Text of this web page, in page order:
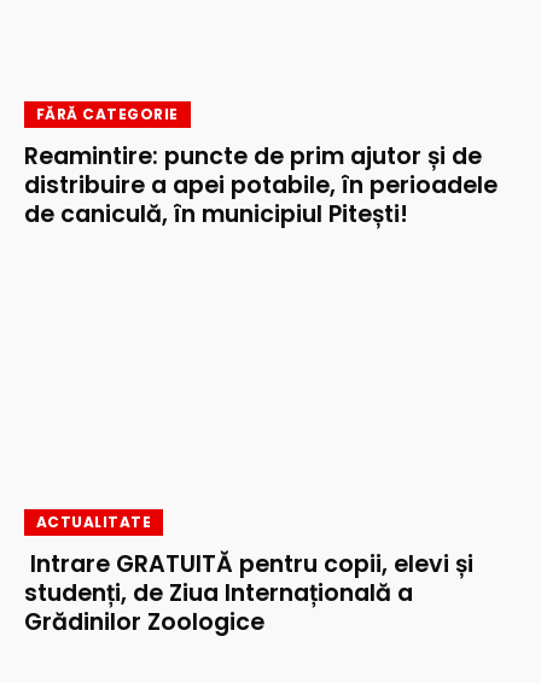
FĂRĂ CATEGORIE
Reamintire: puncte de prim ajutor și de
distribuire a apei potabile, în perioadele
de caniculă, în municipiul Pitești!
ACTUALITATE
Intrare GRATUITĂ pentru copii, elevi și
studenți, de Ziua Internațională a
Grădinilor Zoologice